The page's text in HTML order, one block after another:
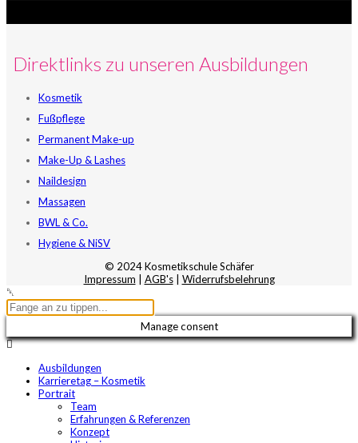
Direktlinks zu unseren Ausbildungen
Kosmetik
Fußpflege
Permanent Make-up
Make-Up & Lashes
Naildesign
Massagen
BWL & Co.
Hygiene & NiSV
© 2024 Kosmetikschule Schäfer
Impressum
AGB's| Widerrufsbelehrung
Manage consent
Ausbildungen
Karrieretag – Kosmetik
Portrait
Team
Erfahrungen & Referenzen
Konzept